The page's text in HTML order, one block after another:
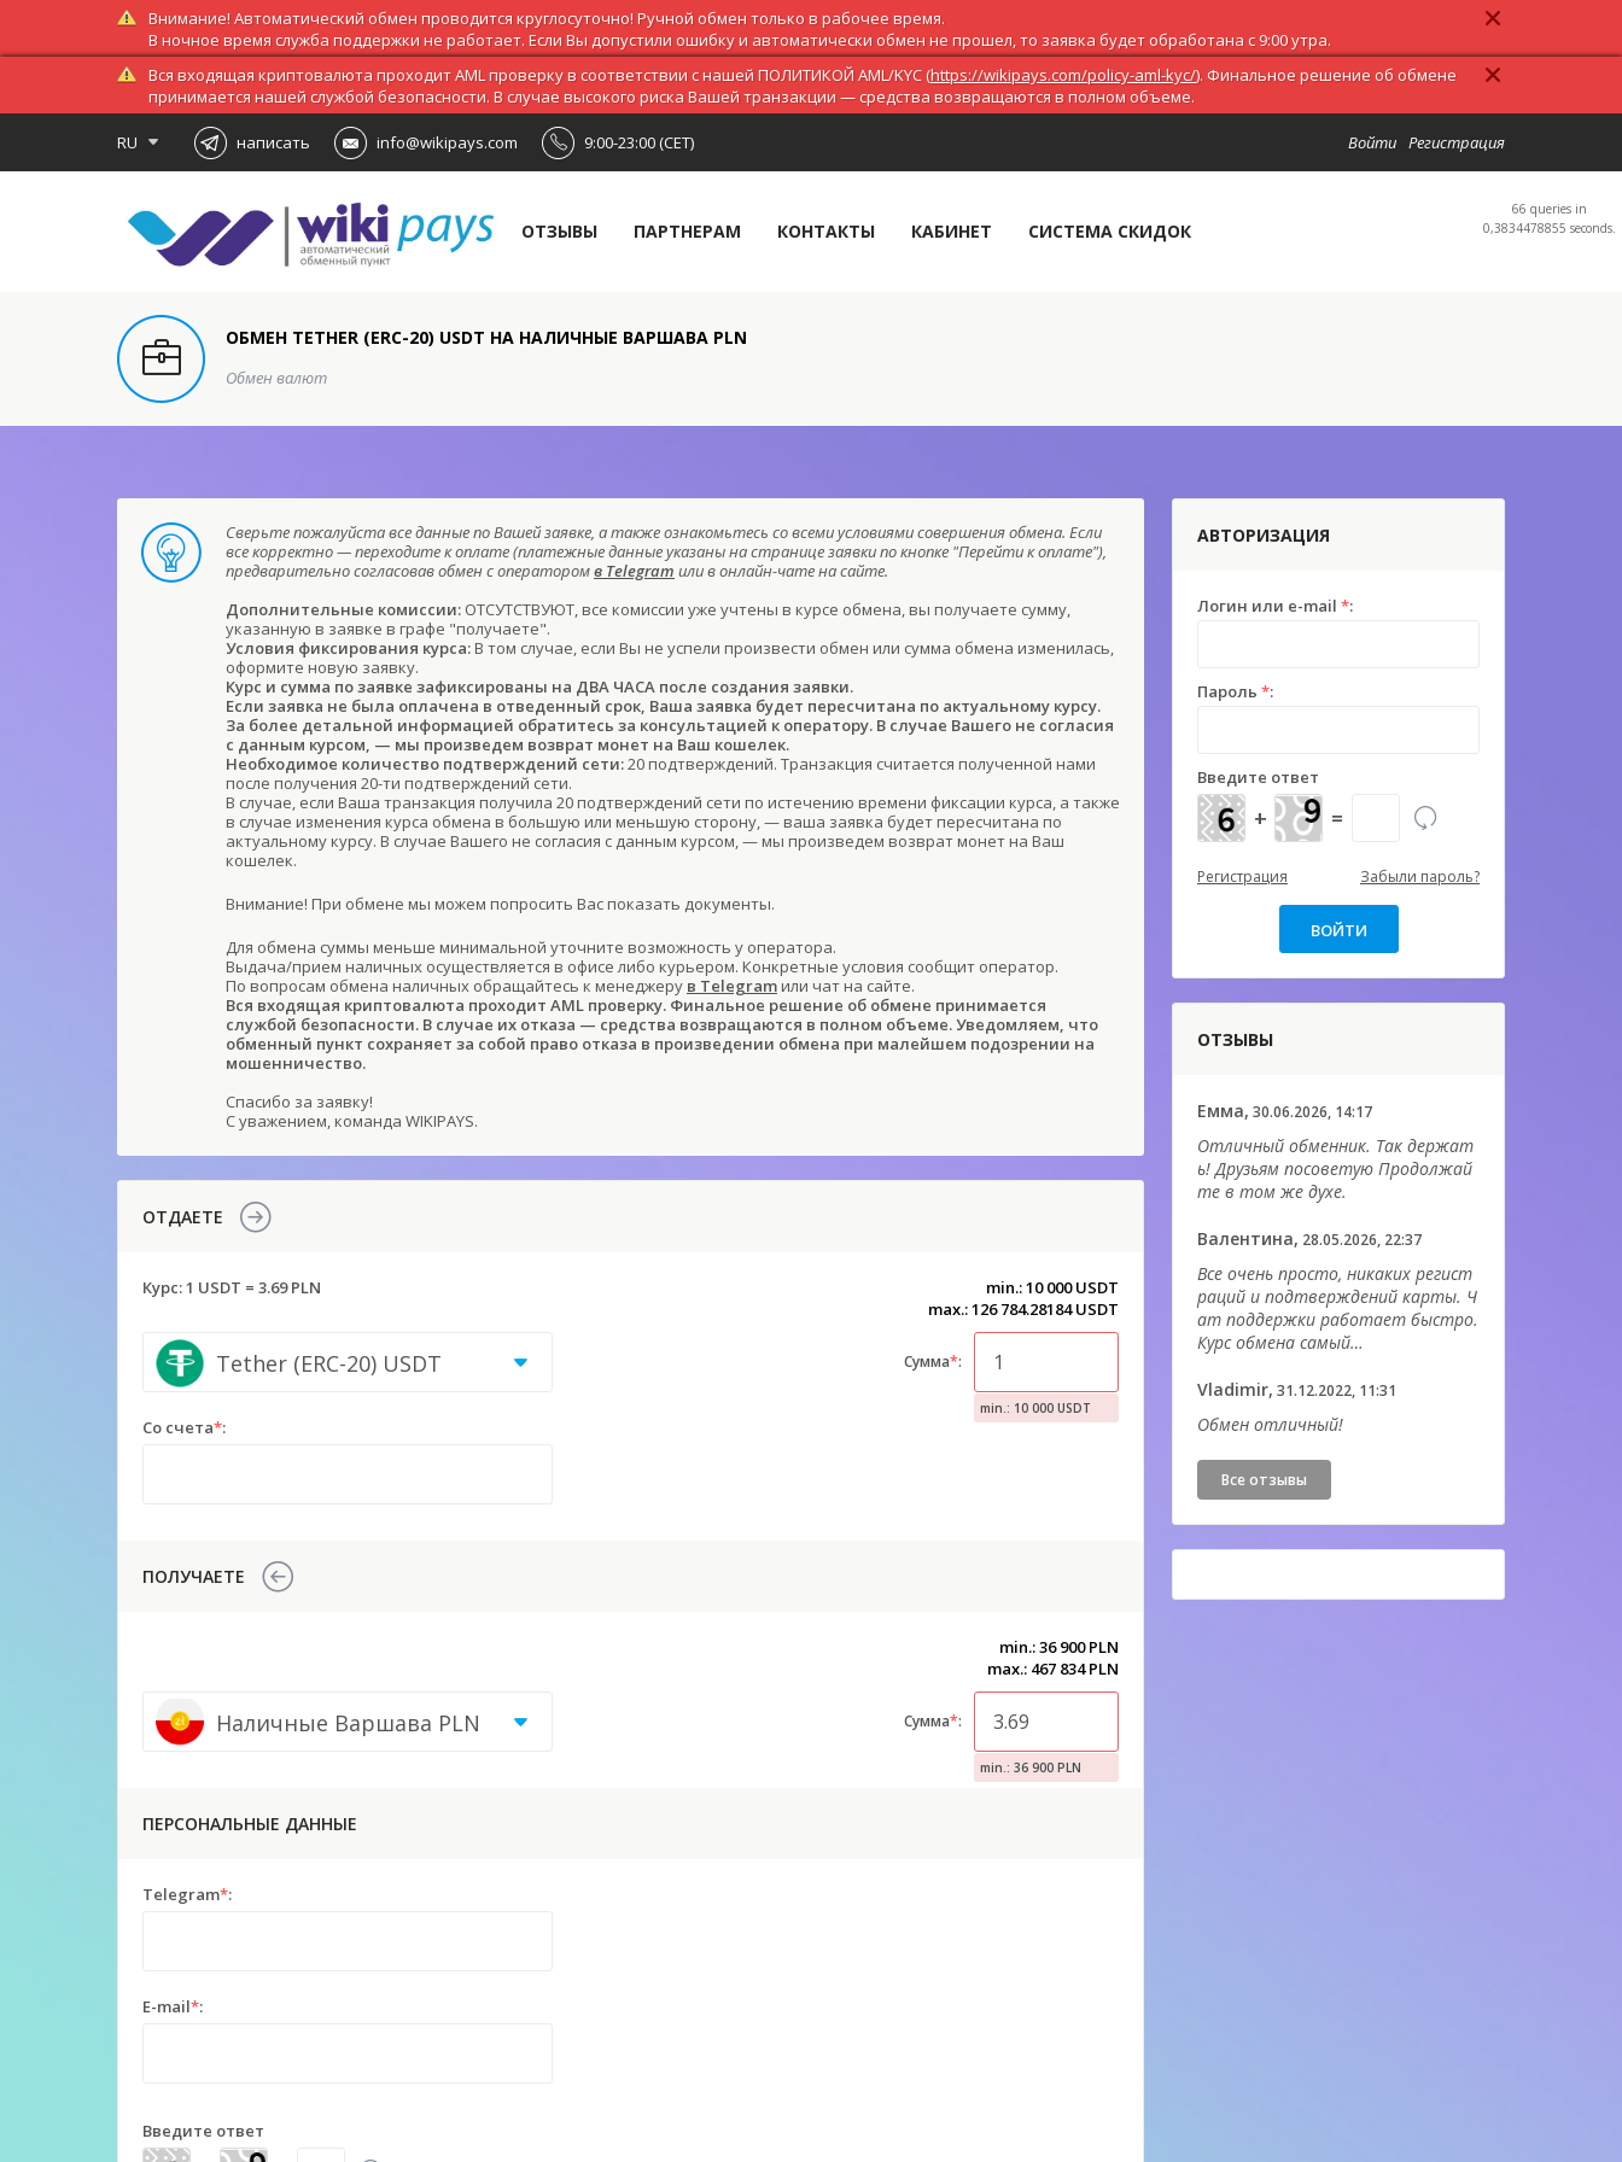
Внимание! Автоматический обмен проводится круглосуточно! Ручной обмен только в рабочее время.
В ночное время служба поддержки не работает. Если Вы допустили ошибку и автоматически обмен не прошел, то заявка будет обработана с 9:00 утра.
Вся входящая криптовалюта проходит AML проверку в соответствии с нашей ПОЛИТИКОЙ AML/KYC (https://wikipays.com/policy-aml-kyc/). Финальное решение об обмене
принимается нашей службой безопасности. В случае высокого риска Вашей транзакции — средства возвращаются в полном объеме.
RU написать info@wikipays.com 9:00-23:00 (CET) Регистрация
Войти
ОТЗЫВЫ ПАРТНЕРАМ КОНТАКТЫ КАБИНЕТ СИСТЕМА СКИДОК
ОБМЕН TETHER (ERC-20) USDT НА НАЛИЧНЫЕ ВАРШАВА PLN
Обмен валют
Сверьте пожалуйста все данные по Вашей заявке, а также ознакомьтесь со всеми условиями совершения обмена. Если
все корректно — переходите к оплате (платежные данные указаны на странице заявки по кнопке "Перейти к оплате"),
предварительно согласовав обмен с операторомв Telegram или в онлайн-чате на сайте.
Дополнительные комиссии: ОТСУТСТВУЮТ, все комиссии уже учтены в курсе обмена, вы получаете сумму,
указанную в заявке в графе "получаете".
Условия фиксирования курса: В том случае, если Вы не успели произвести обмен или сумма обмена изменилась,
оформите новую заявку.
Курс и сумма по заявке зафиксированы на ДВА ЧАСА после создания заявки.
Если заявка не была оплачена в отведенный срок, Ваша заявка будет пересчитана по актуальному курсу.
За более детальной информацией обратитесь за консультацией к оператору. В случае Вашего не согласия
с данным курсом, — мы произведем возврат монет на Ваш кошелек.
Необходимое количество подтверждений сети:20 подтверждений. Транзакция считается полученной нами
после получения 20-ти подтверждений сети.
В случае, если Ваша транзакция получила 20 подтверждений сети по истечению времени фиксации курса, а также
в случае изменения курса обмена в большую или меньшую сторону, — ваша заявка будет пересчитана по
актуальному курсу. В случае Вашего не согласия с данным курсом, — мы произведем возврат монет на Ваш
кошелек.
Внимание! При обмене мы можем попросить Вас показать документы.
Для обмена суммы меньше минимальной уточните возможность у оператора.
Выдача/прием наличных осуществляется в офисе либо курьером. Конкретные условия сообщит оператор.
По вопросам обмена наличных обращайтесь к менеджеру в Telegram или чат на сайте.
Вся входящая криптовалюта проходит AML проверку. Финальное решение об обмене принимается
службой безопасности. В случае их отказа — средства возвращаются в полном объеме. Уведомляем, что
обменный пункт сохраняет за собой право отказа в произведении обмена при малейшем подозрении на
мошенничество.
Спасибо за заявку!
С уважением, команда WIKIPAYS.
ОТДАЕТЕ
Курс:1 USDT = 3.69 PLN
min.: 10 000 USDT
max.: 126 784.28184 USDT
Tether (ERC-20) USDT Сумма*:
min.: 10 000 USDT
Со счета*:
ПОЛУЧАЕТЕ
min.: 36 900 PLN
max.: 467 834 PLN
Наличные Варшава PLN Сумма*:
min.: 36 900 PLN
ПЕРСОНАЛЬНЫЕ ДАННЫЕ
Telegram*:
E-mail*:
Введите ответ
АВТОРИЗАЦИЯ
Логин или e-mail *:
Пароль *:
Введите ответ
+ =
Регистрация Забыли пароль?
ОТЗЫВЫ
Емма, 30.06.2026, 14:17
Отличный обменник. Так держат
ь! Друзьям посоветую Продолжай
те в том же духе.
Валентина, 28.05.2026, 22:37
Все очень просто, никаких регист
раций и подтверждений карты. Ч
ат поддержки работает быстро.
Курс обмена самый…
Vladimir, 31.12.2022, 11:31
Обмен отличный!
Все отзывы
66 queries in
0,3834478855 seconds.